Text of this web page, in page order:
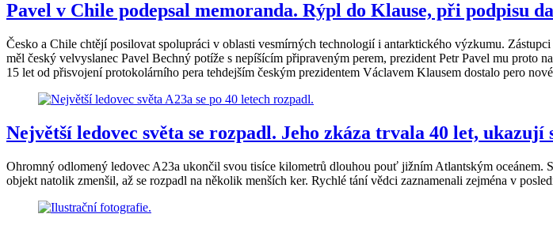
Pavel v Chile podepsal memoranda. Rýpl do Klause, při podpisu
Česko a Chile chtějí posilovat spolupráci v oblasti vesmírných technologií i antarktického výzkumu.
měl český velvyslanec Pavel Bechný potíže s nepíšícím připraveným perem, prezident Petr Pavel mu proto
15 let od přisvojení protokolárního pera tehdejším českým prezidentem Václavem Klausem dostalo pero
Největší ledovec světa se rozpadl. Jeho zkáza trvala 40 let, ukazují
Ohromný odlomený ledovec A23a ukončil svou tisíce kilometrů dlouhou pouť jižním Atlantským
objekt natolik zmenšil, až se rozpadl na několik menších ker. Rychlé tání vědci zaznamenali zejména v